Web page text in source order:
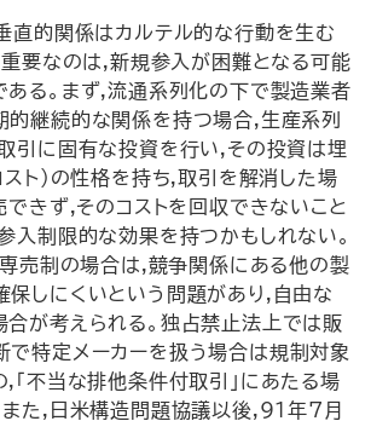
直的関係はカルテル的な行動を生む
要なのは,新規参入が困難となる可能
ある。まず,流通系列化の下で製造業者
的継続的な関係を持つ場合,生産系列
引に固有な投資を行い,その投資は埋
スト)の性格を持ち,取引を解消した場
できず,そのコストを回収できないこと
入制限的な効果を持つかもしれない。
専売制の場合は,競争関係にある他の製
保しにくいという問題があり,自由な
が考えられる。独占禁止法上では販
で特定メーカーを扱う場合は規制対象
「不当な排他条件付取引」にあたる場
また,日米構造問題協議以後,91年7月